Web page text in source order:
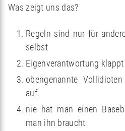
Was zeigt uns das?
Regeln sind nur für
selbst
Eigenverantwortung
obengenannte
auf.
nie hat man einen
man ihn braucht